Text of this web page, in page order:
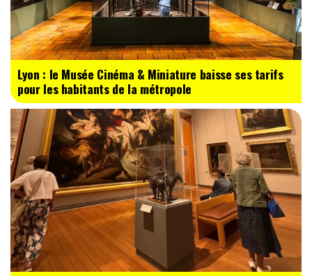
Lyon : le Musée Cinéma & Miniature baisse ses tarifs
pour les habitants de la métropole